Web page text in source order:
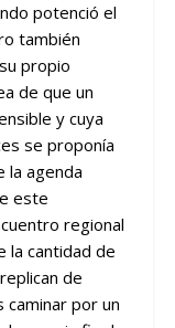
potenció el
también
propio
de que un
y cuya
se proponía
la agenda
este
regional
la cantidad de
de
por un